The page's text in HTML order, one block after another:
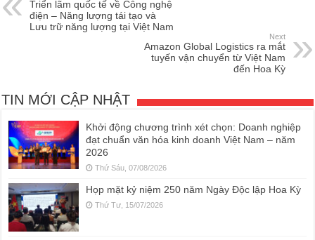
Triển lãm quốc tế về Công nghệ
điện – Năng lượng tái tạo và
Lưu trữ năng lượng tại Việt Nam
Next
Amazon Global Logistics ra mắt
tuyến vận chuyển từ Việt Nam
đến Hoa Kỳ
TIN MỚI CẬP NHẬT
Khởi động chương trình xét chọn: Doanh nghiệp
đạt chuẩn văn hóa kinh doanh Việt Nam – năm
2026
Thứ Sáu, 07/08/2026
Họp mặt kỷ niệm 250 năm Ngày Độc lập Hoa Kỳ
Thứ Tư, 15/07/2026